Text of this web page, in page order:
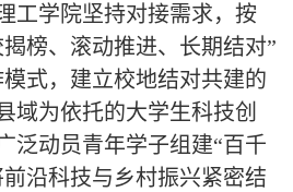
工学院坚持对接需求，按
榜、滚动推进、长期结对”
式，建立校地结对共建的
域为依托的大学生科技创
泛动员青年学子组建“百千
沿科技与乡村振兴紧密结